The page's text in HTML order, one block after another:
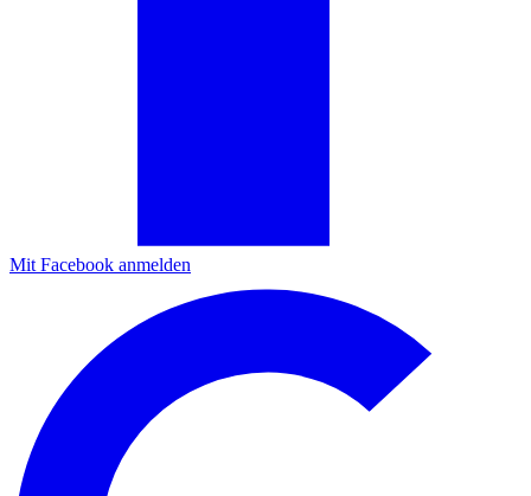
Mit Facebook anmelden